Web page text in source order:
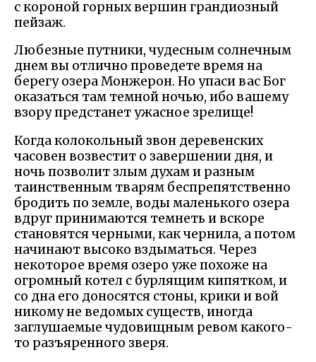
с короной горных вершин грандиозный
пейзаж.
Любезные путники, чудесным солнечным
днем вы отлично проведете время на
берегу озера Монжерон. Но упаси вас Бог
оказаться там темной ночью, ибо вашему
взору предстанет ужасное зрелище!
Когда колокольный звон деревенских
часовен возвестит о завершении дня, и
ночь позволит злым духам и разным
таинственным тварям беспрепятственно
бродить по земле, воды маленького озера
вдруг принимаются темнеть и вскоре
становятся черными, как чернила, а потом
начинают высоко вздыматься. Через
некоторое время озеро уже похоже на
огромный котел с бурлящим кипятком, и
со дна его доносятся стоны, крики и вой
никому не ведомых существ, иногда
заглушаемые чудовищным ревом какого-
то разъяренного зверя.